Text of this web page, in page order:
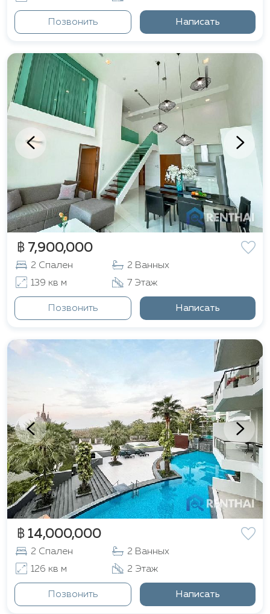
Позвонить Написать
฿ 7,900,000
2 Спален
2 Ванных
139 кв м
7 Этаж
Позвонить Написать
฿ 14,000,000
2 Спален
2 Ванных
126 кв м
2 Этаж
Позвонить Написать